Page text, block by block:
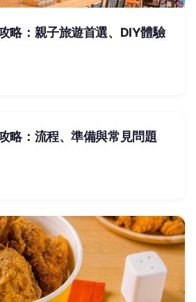
略：親子旅遊首選、DIY體驗
略：流程、準備與常見問題